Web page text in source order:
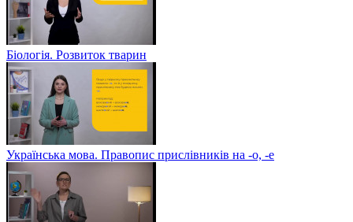
Біологія. Розвиток тварин
Українська мова. Правопис прислівників на -о, -е